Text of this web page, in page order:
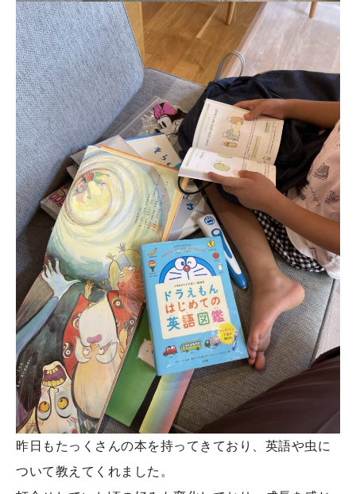
昨日もたっくさんの本を持ってきており、英語や虫に
ついて教えてくれました。